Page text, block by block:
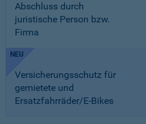
Abschluss durch
juristische Person bzw.
Firma
NEU
Versicherungsschutz für
gemietete und
Ersatzfahrräder/E-Bikes